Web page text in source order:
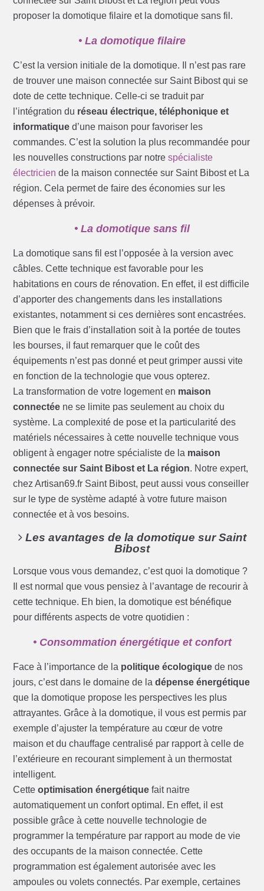
proposer la domotique filaire et la domotique sans fil.
• La domotique filaire
C’est la version initiale de la domotique. Il n’est pas rare
de trouver une maison connectée sur Saint Bibost qui se
dote de cette technique. Celle-ci se traduit par
l’intégration du réseau électrique, téléphonique et
informatique d’une maison pour favoriser les
commandes. C’est la solution la plus recommandée pour
les nouvelles constructions par notrespécialiste
électricien de la maison connectée sur Saint Bibost et La
région. Cela permet de faire des économies sur les
dépenses à prévoir.
• La domotique sans fil
La domotique sans fil est l’opposée à la version avec
câbles. Cette technique est favorable pour les
habitations en cours de rénovation. En effet, il est difficile
d’apporter des changements dans les installations
existantes, notamment si ces dernières sont encastrées.
Bien que le frais d’installation soit à la portée de toutes
les bourses, il faut remarquer que le coût des
équipements n’est pas donné et peut grimper aussi vite
en fonction de la technologie que vous opterez.
La transformation de votre logement en maison
connectée ne se limite pas seulement au choix du
système. La complexité de pose et la particularité des
matériels nécessaires à cette nouvelle technique vous
obligent à engager notre spécialiste de la maison
connectée sur Saint Bibost et La région. Notre expert,
chez Artisan69.fr Saint Bibost, peut aussi vous conseiller
sur le type de système adapté à votre future maison
connectée et à vos besoins.
Les avantages de la domotique sur Saint
Bibost
Lorsque vous vous demandez, c’est quoi la domotique ?
Il est normal que vous pensiez à l’avantage de recourir à
cette technique. Eh bien, la domotique est bénéfique
pour différents aspects de votre quotidien :
• Consommation énergétique et confort
Face à l’importance de la politique écologique de nos
jours, c’est dans le domaine de ladépense énergétique
que la domotique propose les perspectives les plus
attrayantes. Grâce à la domotique, il vous est permis par
exemple d’ajuster la température au cœur de votre
maison et du chauffage centralisé par rapport à celle de
l’extérieure en recourant simplement à un thermostat
intelligent.
Cetteoptimisation énergétique fait naitre
automatiquement un confort optimal. En effet, il est
possible grâce à cette nouvelle technologie de
programmer la température par rapport au mode de vie
des occupants de la maison connectée. Cette
programmation est également autorisée avec les
ampoules ou volets connectés. Par exemple, certaines